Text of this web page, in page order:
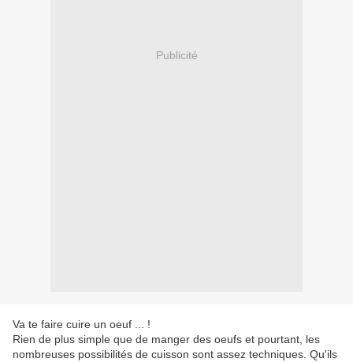
Publicité
Va te faire cuire un oeuf ... !
Rien de plus simple que de manger des oeufs et pourtant, les
nombreuses possibilités de cuisson sont assez techniques. Qu'ils